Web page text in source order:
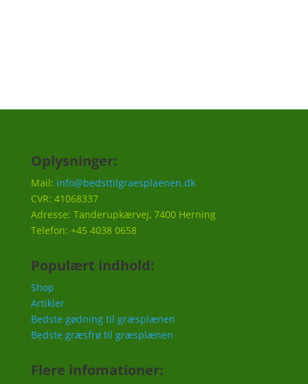
Oplysninger:
Mail: info@bedsttilgraesplaenen.dk
CVR: 41068337
Adresse: Tanderupkærvej, 7400 Herning
Telefon: +45 4038 0658
Populært indhold:
Shop
Artikler
Bedste gødning til græsplænen
Bedste græsfrø til græsplænen
Flere infomationer: